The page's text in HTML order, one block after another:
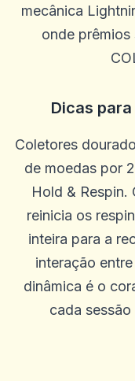
mecânica
onde prêmios
Dicas
Coletores
de moedas por
Hold & Respin.
reinicia os
inteira para a
interação
dinâmica é o
cada
Khiêm Phạm
L
Lee Guerrero
2025-10-15 07:14:12
SEM problemas para
ajudar e me orientar
até agora. Feliz com
0 0
Margaret
2025-10-03 11:10:46
Ótimo cassino, muitas